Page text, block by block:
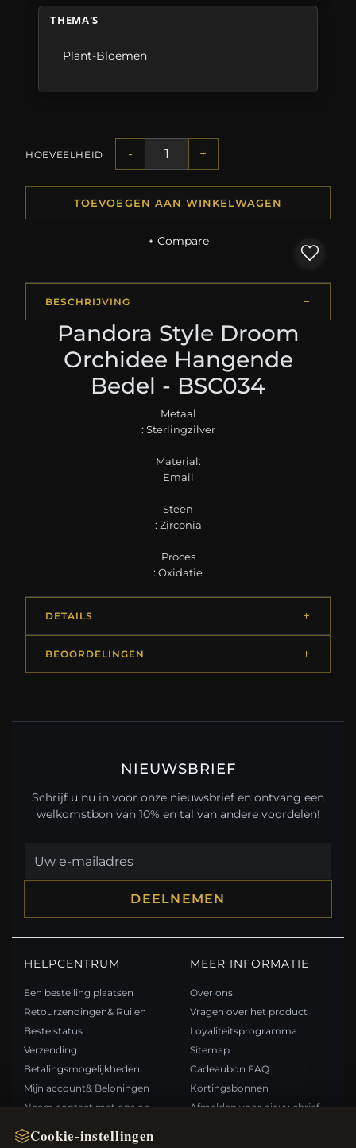
Cookie-instellingen
THEMA'S
Plant-Bloemen
HOEVEELHEID - +
TOEVOEGEN AAN WINKELWAGEN
+ Compare
BESCHRIJVING
Pandora Style Droom
Orchidee Hangende
Bedel - BSC034
Metaal
: Sterlingzilver
Material:
Email
Steen
: Zirconia
Proces
: Oxidatie
DETAILS
BEOORDELINGEN
NIEUWSBRIEF
Schrijf u nu in voor onze nieuwsbrief en ontvang een
welkomstbon van 10% en tal van andere voordelen!
DEELNEMEN
HELPCENTRUM
Een bestelling plaatsen
Retourzendingen& Ruilen
Bestelstatus
Verzending
Betalingsmogelijkheden
Mijn account& Beloningen
Neem contact met ons op
MEER INFORMATIE
Over ons
Vragen over het product
Loyaliteitsprogramma
Sitemap
Cadeaubon FAQ
Kortingsbonnen
Afmelden voor nieuwsbrief